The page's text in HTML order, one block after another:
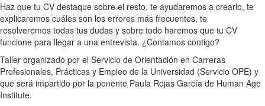
Haz que tu CV destaque sobre el resto, te ayudaremos a crearlo, te
explicaremos cuáles son los errores más frecuentes, te
resolveremos todas tus dudas y sobre todo haremos que tu CV
funcione para llegar a una entrevista. ¿Contamos contigo?
Taller organizado por el Servicio de Orientación en Carreras
Profesionales, Prácticas y Empleo de la Universidad (Servicio OPE) y
que será impartido por la ponente Paula Rojas García de Human Age
Institute.